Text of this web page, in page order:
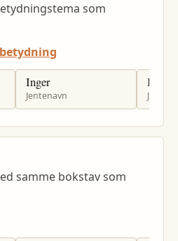
som
Inger
Jentenavn
Ingrid
samme bokstav som